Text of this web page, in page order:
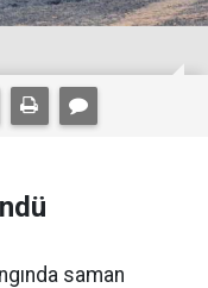
saman